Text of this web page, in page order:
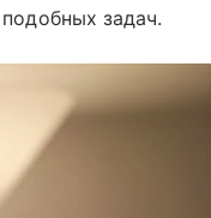
задач.